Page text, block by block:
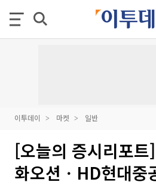
이투데이 마켓 일반
[오늘의 증시리포
화오션ㆍHD현대중